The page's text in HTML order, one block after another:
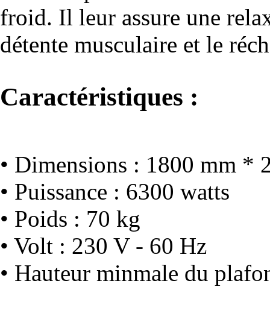
froid. Il leur assure une
détente musculaire et le
Caractéristiques :
• Dimensions : 1800 mm *
• Puissance : 6300 watts
• Poids : 70 kg
• Volt : 230 V - 60 Hz
• Hauteur minmale du